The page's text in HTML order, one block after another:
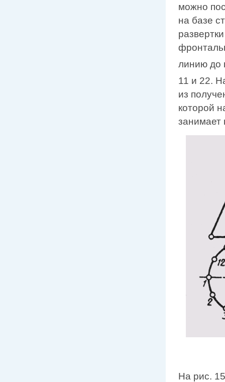
можно
на базе
линию до
11 и 22.
из
которой
занимает
На рис.